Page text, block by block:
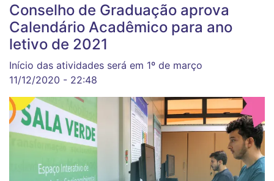
Conselho de Graduação aprova
Calendário Acadêmico para ano
letivo de 2021
Início das atividades será em 1º de março
11/12/2020 - 22:48